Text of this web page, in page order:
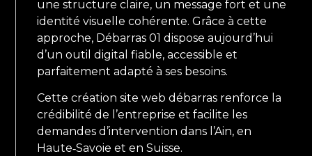
une structure claire, un message fort et une
identité visuelle cohérente. Grâce à cette
approche, Débarras 01 dispose aujourd’hui
d’un outil digital fiable, accessible et
parfaitement adapté à ses besoins.
Cette création site web débarras renforce la
crédibilité de l’entreprise et facilite les
demandes d’intervention dans l’Ain, en
Haute‑Savoie et en Suisse.